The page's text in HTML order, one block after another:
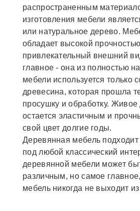
распространенным
изготовления мебели
или натуральное дерево.
обладает высокой
привлекательный внешний
главное - она из полностью
мебели используется только
древесина, которая прошла
просушку и обработку. Живое
остается эластичным и
свой цвет долгие годы.
Деревянная мебель подходит
под любой классический
деревянной мебели может
различным, но самое главное,
мебель никогда не выходит